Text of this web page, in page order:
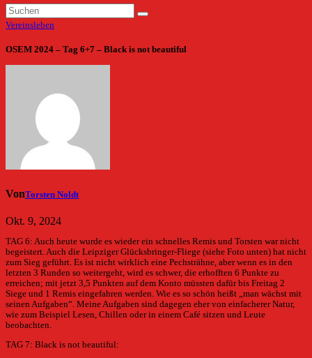
Vereinsleben
OSEM 2024 – Tag 6+7 – Black is not beautiful
VonTorsten Noldt
Okt. 9, 2024
TAG 6: Auch heute wurde es wieder ein schnelles Remis und Torsten war nicht
begeistert. Auch die Leipziger Glücksbringer-Fliege (siehe Foto unten) hat nicht
zum Sieg geführt. Es ist nicht wirklich eine Pechsträhne, aber wenn es in den
letzten 3 Runden so weitergeht, wird es schwer, die erhofften 6 Punkte zu
erreichen; mit jetzt 3,5 Punkten auf dem Konto müssten dafür bis Freitag 2
Siege und 1 Remis eingefahren werden. Wie es so schön heißt „man wächst mit
seinen Aufgaben“. Meine Aufgaben sind dagegen eher von einfacherer Natur,
wie zum Beispiel Lesen, Chillen oder in einem Café sitzen und Leute
beobachten.
TAG 7: Black is not beautiful: